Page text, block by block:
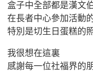
盒子中全部都是漢
在長者中心參加活動
特別是切生日蛋糕的
我很想在這裏
感謝每一位社福界的